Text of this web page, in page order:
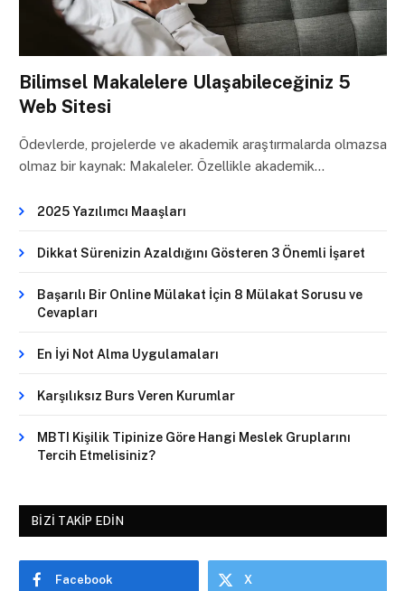
Bilimsel Makalelere Ulaşabileceğiniz 5
Web Sitesi
Ödevlerde, projelerde ve akademik araştırmalarda olmazsa
olmaz bir kaynak: Makaleler. Özellikle akademik…
2025 Yazılımcı Maaşları
Dikkat Sürenizin Azaldığını Gösteren 3 Önemli İşaret
Başarılı Bir Online Mülakat İçin 8 Mülakat Sorusu ve
Cevapları
En İyi Not Alma Uygulamaları
Karşılıksız Burs Veren Kurumlar
MBTI Kişilik Tipinize Göre Hangi Meslek Gruplarını
Tercih Etmelisiniz?
BIZI TAKIP EDIN
Facebook X